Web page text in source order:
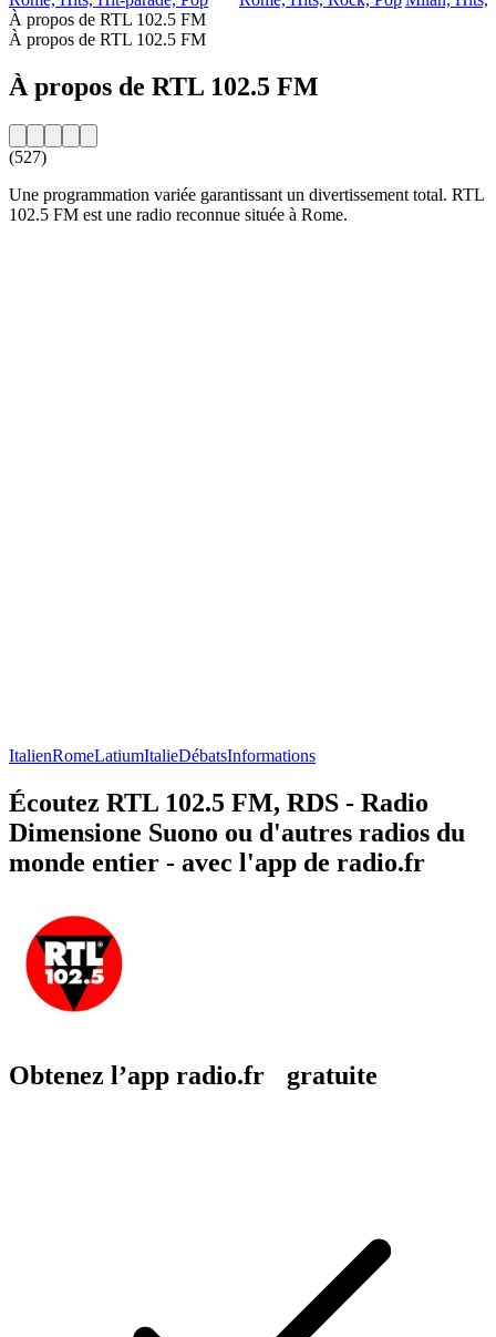
À propos de RTL 102.5 FM
À propos de RTL 102.5 FM
À propos de RTL 102.5 FM
(527)
Une programmation variée garantissant un divertissement total. RTL
102.5 FM est une radio reconnue située à Rome.
ItalienRomeLatiumItalieDébatsInformations
Écoutez RTL 102.5 FM, RDS - Radio
Dimensione Suono ou d'autres radios du
monde entier - avec l'app de radio.fr
Obtenez l’app radio.fr gratuite